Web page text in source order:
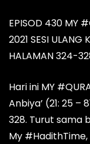
EPISOD 430 MY
2021 SESI ULANG
HALAMAN 324-
Hari ini MY
Anbiya’ (21: 25
328. Turut sama
My #HadithTime,